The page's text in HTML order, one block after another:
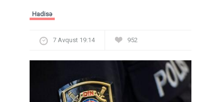
Hadisə
7 Avqust 19:14 952